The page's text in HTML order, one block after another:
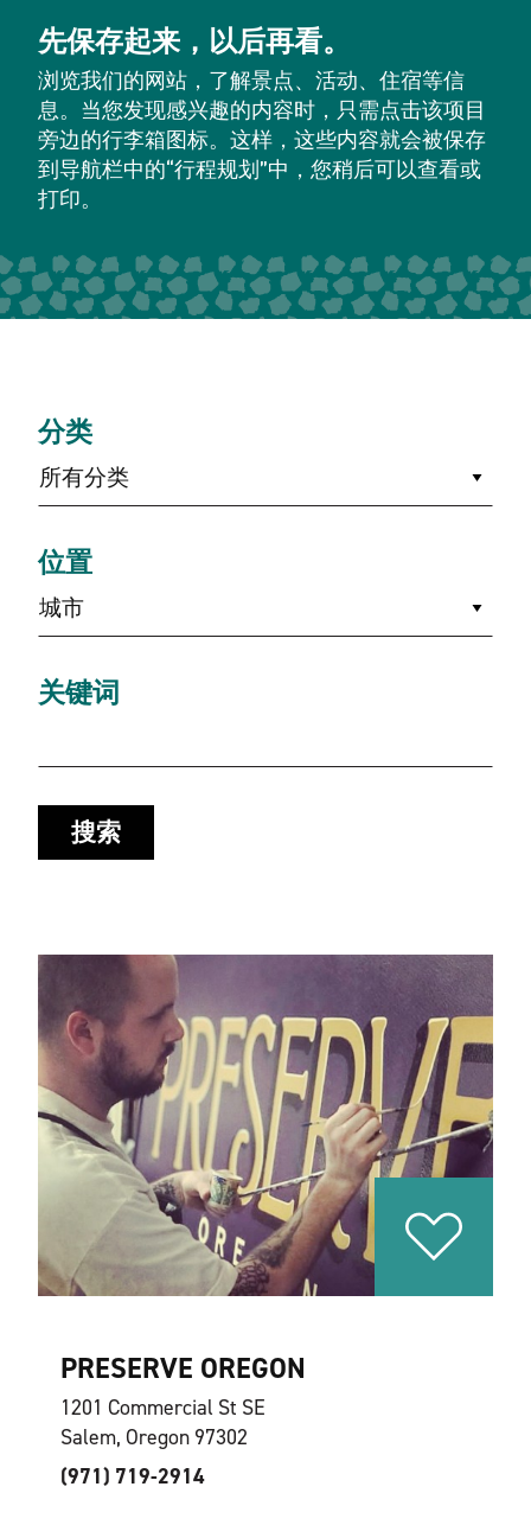
先保存起来，以后再看。
浏览我们的网站，了解景点、活动、住宿等信
息。当您发现感兴趣的内容时，只需点击该项目
旁边的行李箱图标。这样，这些内容就会被保存
到导航栏中的“行程规划”中，您稍后可以查看或
打印。
分类
所有分类
位置
城市
关键词
搜索
PRESERVE OREGON
1201 Commercial St SE
Salem, Oregon 97302
(971) 719-2914